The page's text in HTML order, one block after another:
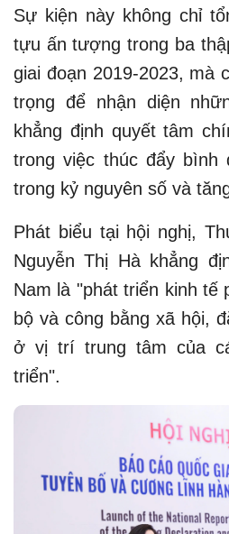
Sự kiện này không chỉ
tựu ấn tượng trong ba
giai đoạn 2019-2023, mà
trọng để nhận diện
khẳng định quyết tâm
trong việc thúc đẩy bình
trong kỷ nguyên số và
Phát biểu tại hội nghị,
Nguyễn Thị Hà khẳng
Nam là "phát triển kinh tế
bộ và công bằng xã hội,
ở vị trí trung tâm của
triển".